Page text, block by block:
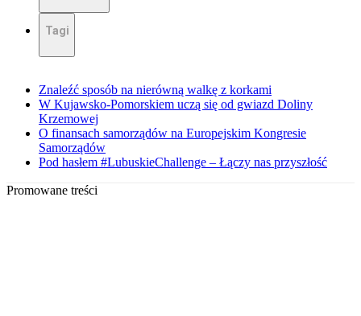
Tagi
Znaleźć sposób na nierówną walkę z korkami
W Kujawsko-Pomorskiem uczą się od gwiazd Doliny
Krzemowej
O finansach samorządów na Europejskim Kongresie
Samorządów
Pod hasłem #LubuskieChallenge – Łączy nas przyszłość
Promowane treści